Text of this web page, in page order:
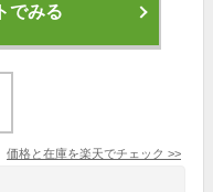
でみる
価格と在庫を楽天でチェック >>